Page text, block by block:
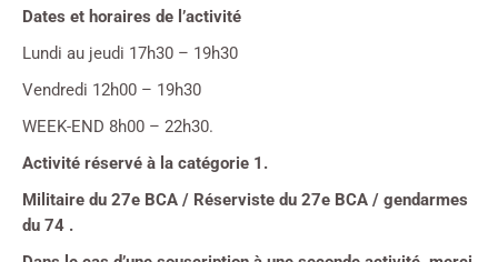
Dates et horaires de l’activité
Lundi au jeudi 17h30 – 19h30
Vendredi 12h00 – 19h30
WEEK-END 8h00 – 22h30.
Activité réservé à la catégorie 1.
Militaire du 27e BCA / Réserviste du 27e BCA / gendarmes
du 74 .